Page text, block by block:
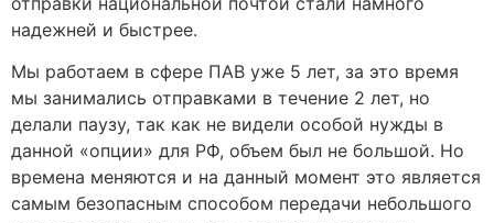
надежней и быстрее.
Мы работаем в сфере ПАВ уже 5 лет, за это время
мы занимались отправками в течение 2 лет, но
делали паузу, так как не видели особой нужды в
данной «опции» для РФ, объем был не большой. Но
времена меняются и на данный момент это является
самым безопасным способом передачи небольшого